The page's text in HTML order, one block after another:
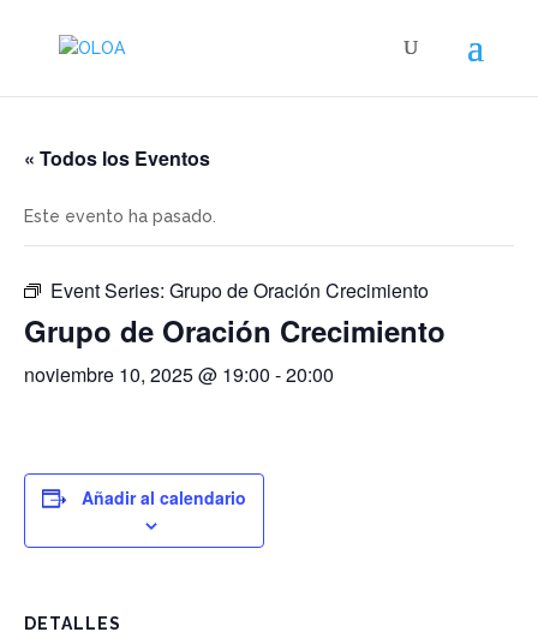
« Todos los Eventos
Este evento ha pasado.
Event Series: Grupo de Oración Crecimiento
Grupo de Oración Crecimiento
noviembre 10, 2025 @ 19:00 -20:00
Añadir al calendario
DETALLES